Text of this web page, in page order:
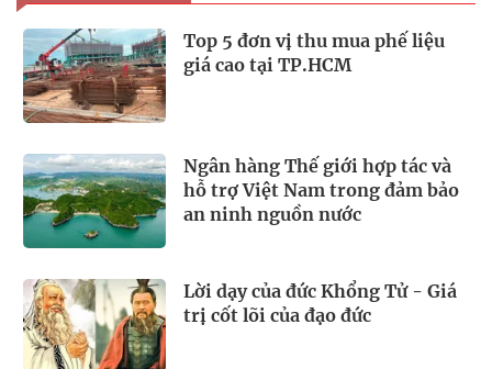
Top 5 đơn vị thu mua phế liệu
giá cao tại TP.HCM
Ngân hàng Thế giới hợp tác và
hỗ trợ Việt Nam trong đảm bảo
an ninh nguồn nước
Lời dạy của đức Khổng Tử - Giá
trị cốt lõi của đạo đức